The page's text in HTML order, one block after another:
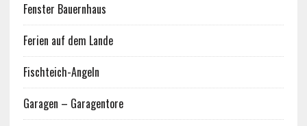
Fenster Bauernhaus
Ferien auf dem Lande
Fischteich-Angeln
Garagen – Garagentore